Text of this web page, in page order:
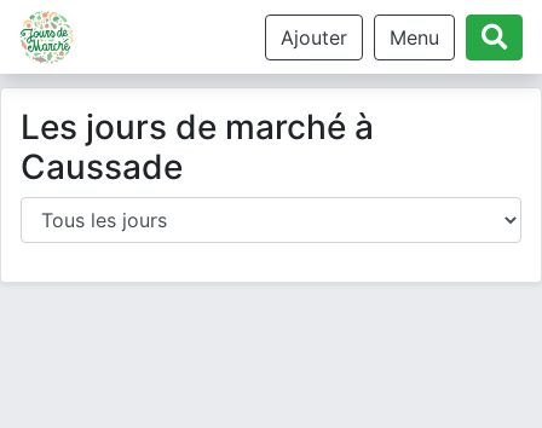
Ajouter Menu
Les jours de marché à
Caussade